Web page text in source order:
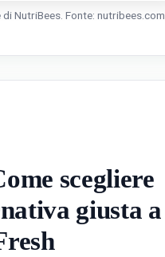
NutriBees. Fonte: nutribees.com
scegliere
giusta a